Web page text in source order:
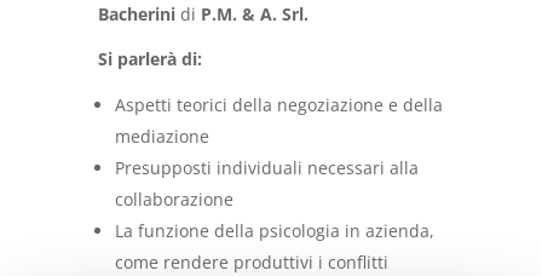
Bacherini di P.M. & A. Srl.
Si parlerà di:
Aspetti teorici della negoziazione e della
mediazione
Presupposti individuali necessari alla
collaborazione
La funzione della psicologia in azienda,
come rendere produttivi i conflitti